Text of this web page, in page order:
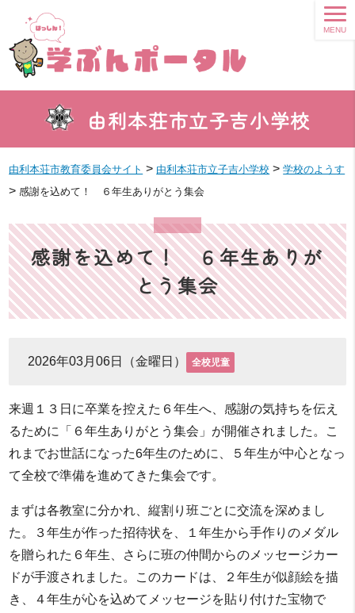
由利本荘市立子吉小学校
MENU
由利本荘市教育委員会サイト > 由利本荘市立子吉小学校 >学校のようす
>感謝を込めて！ ６年生ありがとう集会
感謝を込めて！ ６年生ありが
とう集会
2026年03月06日（金曜日） 全校児童
来週１３日に卒業を控えた６年生へ、感謝の気持ちを伝え
るために「６年生ありがとう集会」が開催されました。こ
れまでお世話になった6年生のために、５年生が中心となっ
て全校で準備を進めてきた集会です。
まずは各教室に分かれ、縦割り班ごとに交流を深めまし
た。３年生が作った招待状を、１年生から手作りのメダル
を贈られた６年生、さらに班の仲間からのメッセージカー
ドが手渡されました。このカードは、２年生が似顔絵を描
き、４年生が心を込めてメッセージを貼り付けた宝物で